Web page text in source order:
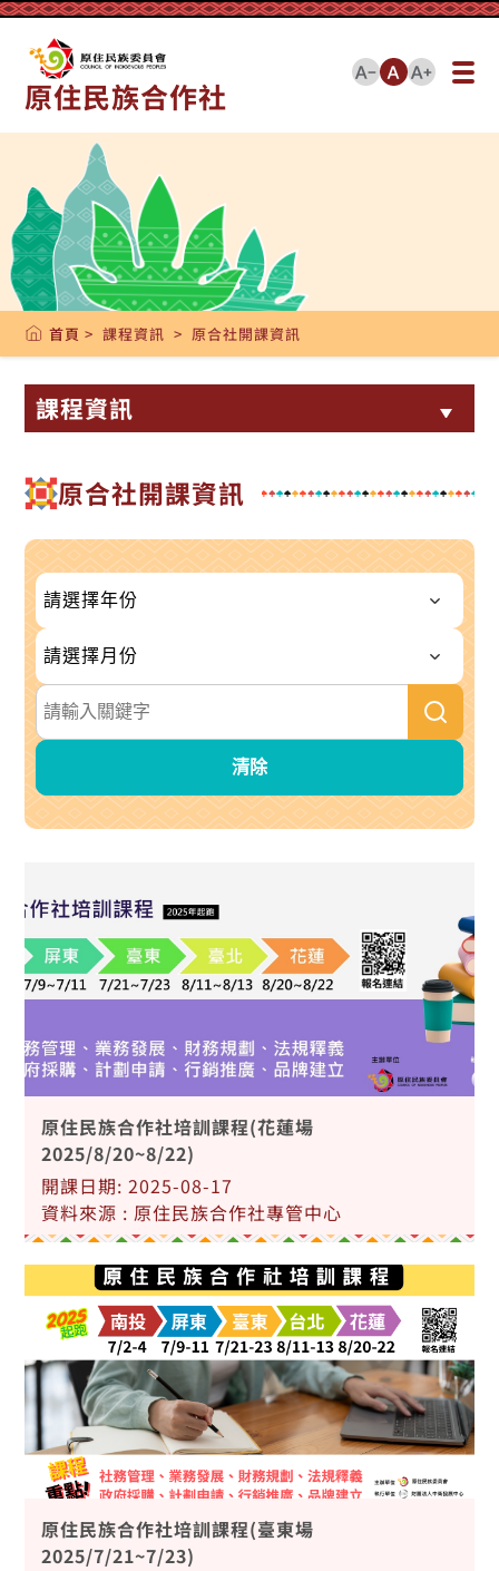
::: 跳到版頭內容
原住民族合作社
::: 跳到中央內容區塊
首頁 > 課程資訊 > 原合社開課資訊
課程資訊
原合社開課資訊
搜尋關鍵字
原住民族合作社培訓課程(花蓮場
2025/8/20~8/22)
開課日期: 2025-08-17
資料來源 : 原住民族合作社專管中心
原住民族合作社培訓課程(臺東場
2025/7/21~7/23)